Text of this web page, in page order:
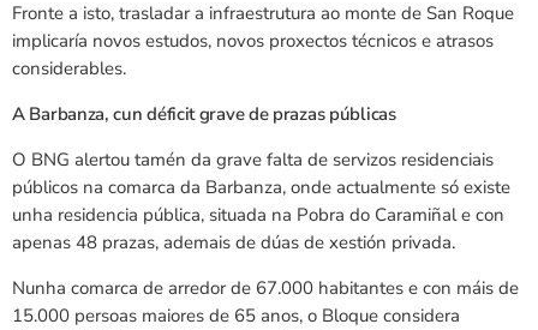
Fronte a isto, trasladar a infraestrutura ao monte de San Roque
implicaría novos estudos, novos proxectos técnicos e atrasos
considerables.
A Barbanza, cun déficit grave de prazas públicas
O BNG alertou tamén da grave falta de servizos residenciais
públicos na comarca da Barbanza, onde actualmente só existe
unha residencia pública, situada na Pobra do Caramiñal e con
apenas 48 prazas, ademais de dúas de xestión privada.
Nunha comarca de arredor de 67.000 habitantes e con máis de
15.000 persoas maiores de 65 anos, o Bloque considera